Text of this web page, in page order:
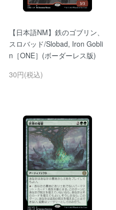
【日本語NM】鉄のゴブリン、
スロバッド/Slobad, Iron Gobli
n［ONE］(ボーダーレス版)
30円(税込)